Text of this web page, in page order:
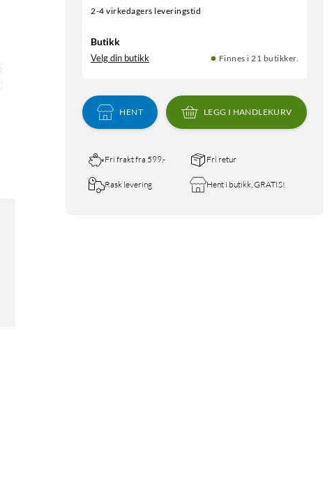
2-4 virkedagers leveringstid
Butikk
Velg din butikk Finnes i 21 butikker.
HENT LEGG I HANDLEKURV
Fri frakt fra 599,- Fri retur
Rask levering Hent i butikk, GRATIS!